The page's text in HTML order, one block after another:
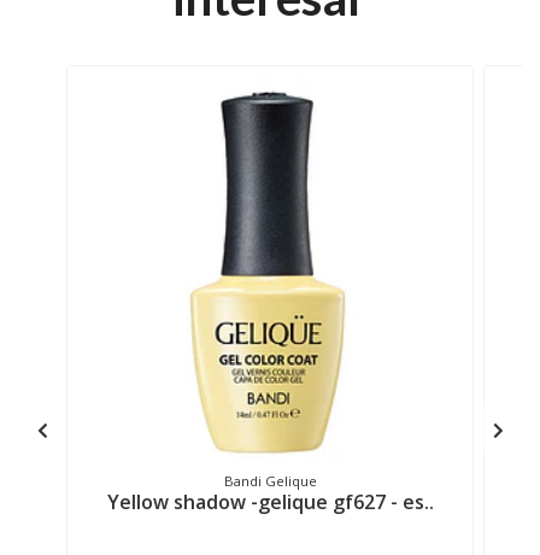
Bandi Gelique
Yellow shadow -gelique gf627 - es..